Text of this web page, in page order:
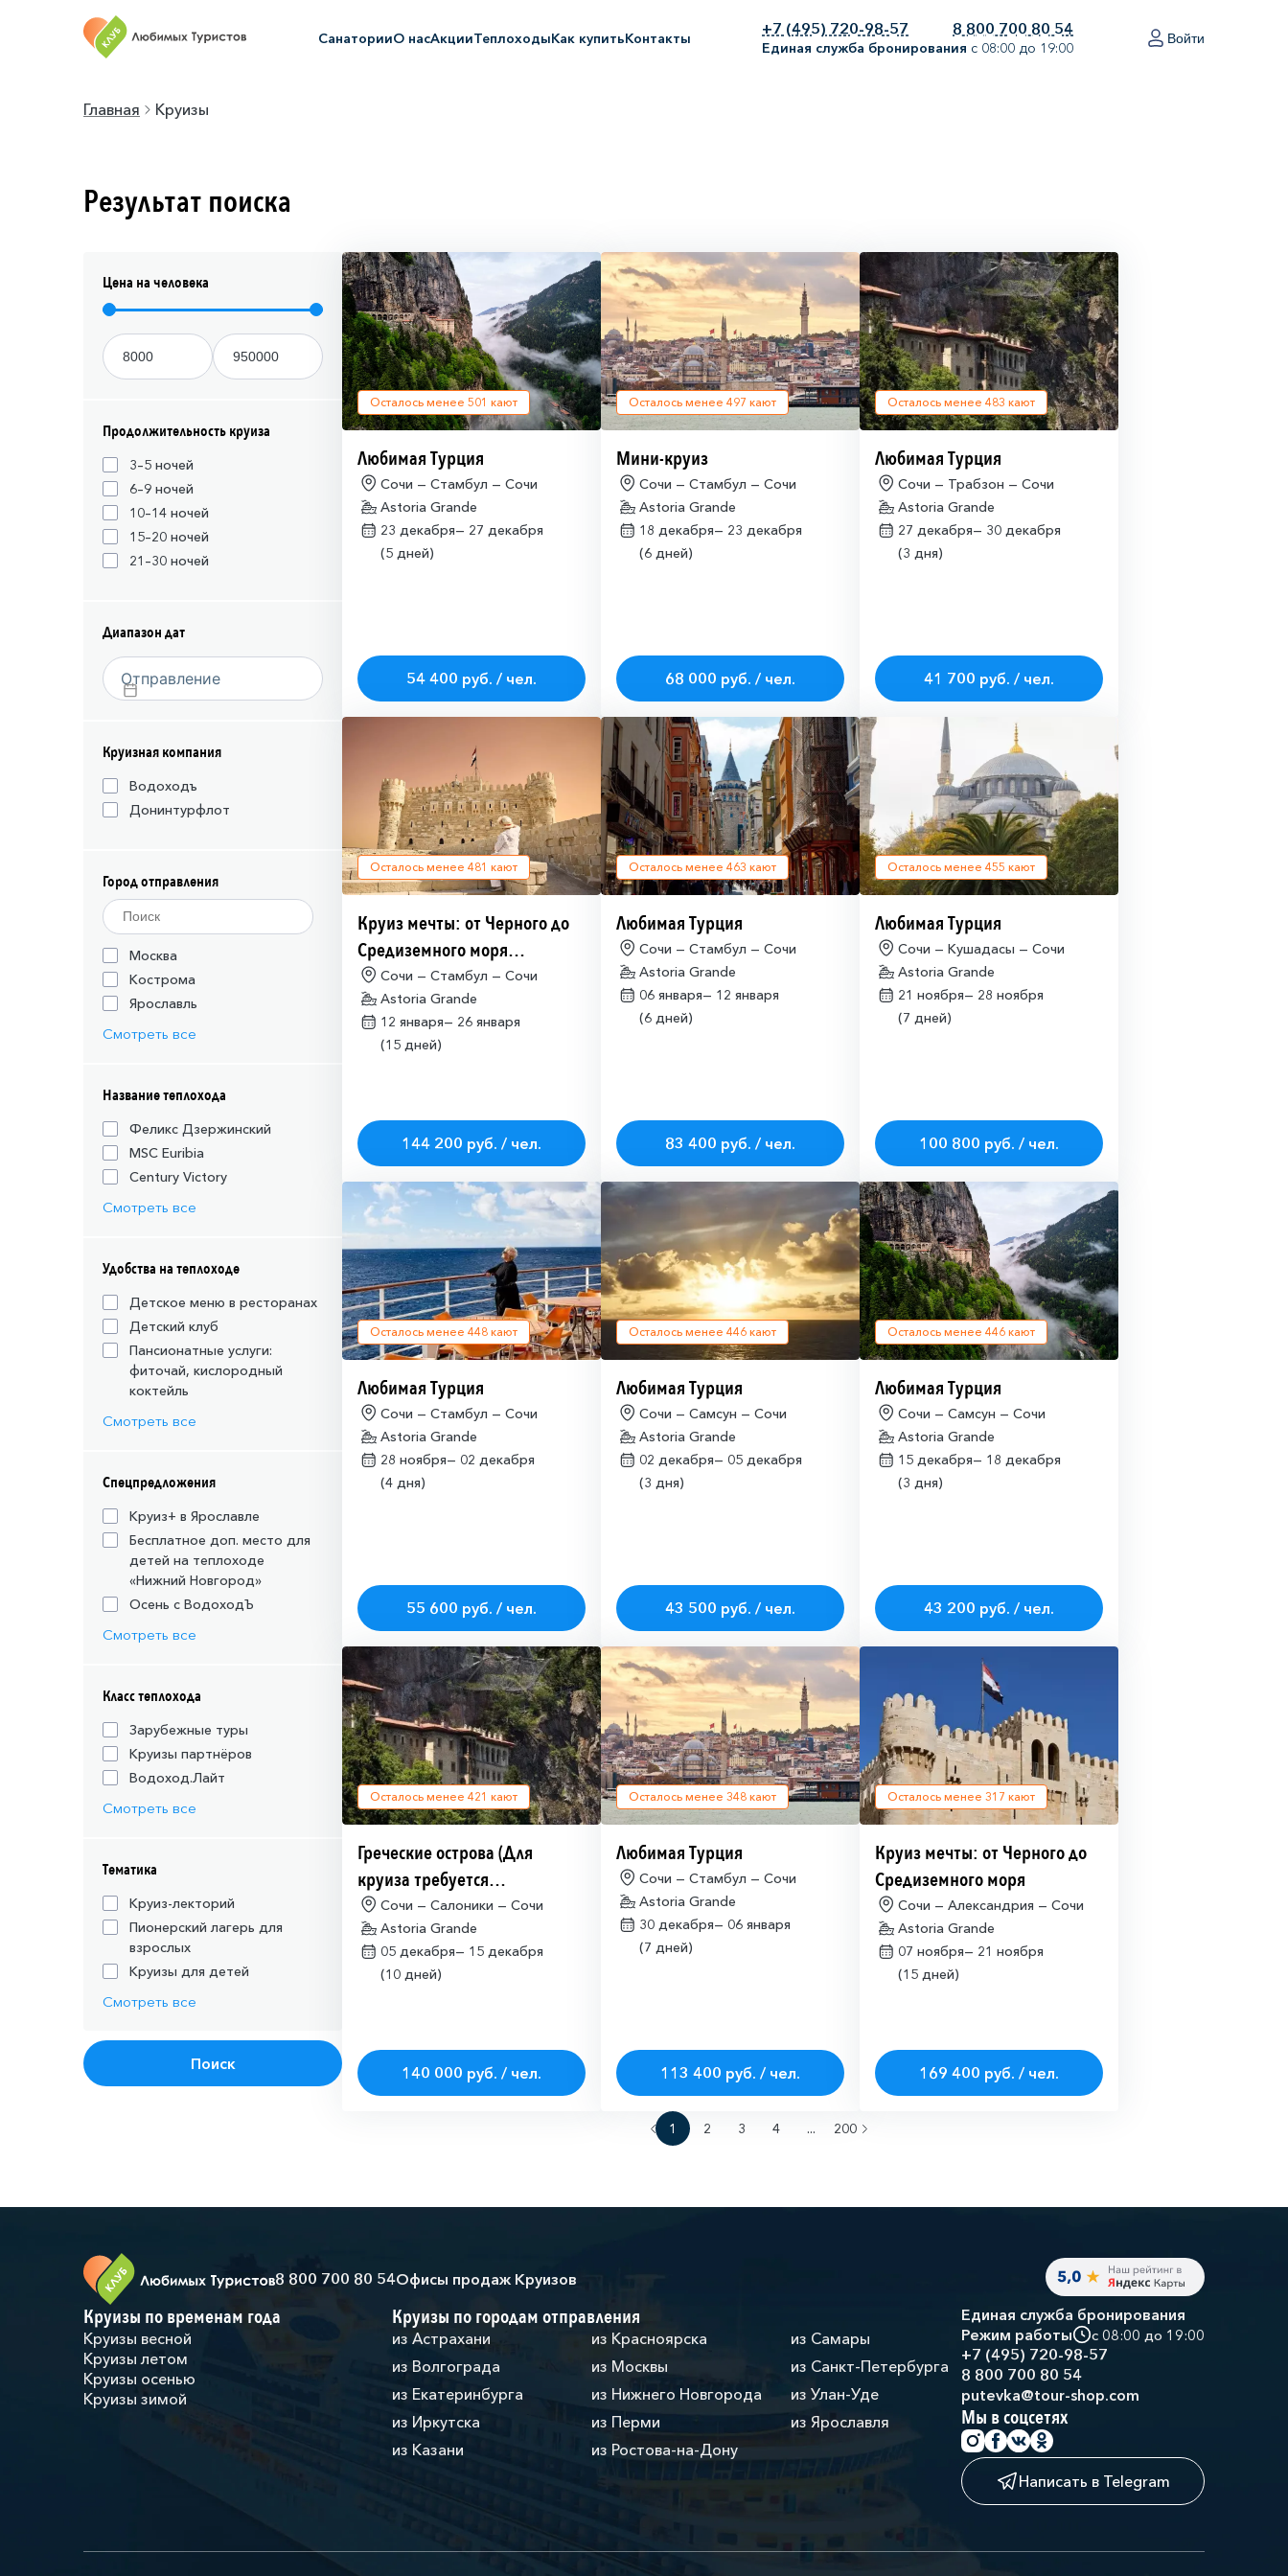
СанаторииО насАкцииТеплоходыКак купитьКонтакты
+7 (495) 720-98-57 8 800 700 80 54
Единая служба бронирования с 08:00 до 19:00
Войти
Главная Круизы
Результат поиска
Цена на человека
Продолжительность круиза
3–5 ночей
6–9 ночей
10–14 ночей
15–20 ночей
21–30 ночей
Диапазон дат
Круизная компания
Водоходъ
Донинтурфлот
Город отправления
Москва
Кострома
Ярославль
Смотреть все
Название теплохода
Феликс Дзержинский
MSC Euribia
Century Victory
Смотреть все
Удобства на теплоходе
Детское меню в ресторанах
Детский клуб
Пансионатные услуги:
фиточай, кислородный
коктейль
Смотреть все
Спецпредложения
Круиз+ в Ярославле
Бесплатное доп. место для
детей на теплоходе
«Нижний Новгород»
Осень с ВодоходЪ
Смотреть все
Класс теплохода
Зарубежные туры
Круизы партнёров
Водоход.Лайт
Смотреть все
Тематика
Круиз-лекторий
Пионерский лагерь для
взрослых
Круизы для детей
Смотреть все
Поиск
Осталось менее 501 кают
Любимая Турция
Сочи — Стамбул — Сочи
Astoria Grande
23 декабря— 27 декабря
(5 дней)
54 400 руб. / чел.
Осталось менее 497 кают
Мини-круиз
Сочи — Стамбул — Сочи
Astoria Grande
18 декабря— 23 декабря
(6 дней)
68 000 руб. / чел.
Осталось менее 483 кают
Любимая Турция
Сочи — Трабзон — Сочи
Astoria Grande
27 декабря— 30 декабря
(3 дня)
41 700 руб. / чел.
Осталось менее 481 кают
Круиз мечты: от Черного до
Средиземного моря
(необходимо оформлять
разрешение на посещение
Израиля (ETA-IL)
Сочи — Стамбул — Сочи
Astoria Grande
12 января— 26 января
(15 дней)
144 200 руб. / чел.
Осталось менее 463 кают
Любимая Турция
Сочи — Стамбул — Сочи
Astoria Grande
06 января— 12 января
(6 дней)
83 400 руб. / чел.
Осталось менее 455 кают
Любимая Турция
Сочи — Кушадасы — Сочи
Astoria Grande
21 ноября— 28 ноября
(7 дней)
100 800 руб. / чел.
Осталось менее 448 кают
Любимая Турция
Сочи — Стамбул — Сочи
Astoria Grande
28 ноября— 02 декабря
(4 дня)
55 600 руб. / чел.
Осталось менее 446 кают
Любимая Турция
Сочи — Самсун — Сочи
Astoria Grande
02 декабря— 05 декабря
(3 дня)
43 500 руб. / чел.
Осталось менее 446 кают
Любимая Турция
Сочи — Самсун — Сочи
Astoria Grande
15 декабря— 18 декабря
(3 дня)
43 200 руб. / чел.
Осталось менее 421 кают
Греческие острова (Для
круиза требуется
действующая многократная
шенгенская виза)
Сочи — Салоники — Сочи
Astoria Grande
05 декабря— 15 декабря
(10 дней)
140 000 руб. / чел.
Осталось менее 348 кают
Любимая Турция
Сочи — Стамбул — Сочи
Astoria Grande
30 декабря— 06 января
(7 дней)
113 400 руб. / чел.
Осталось менее 317 кают
Круиз мечты: от Черного до
Средиземного моря
Сочи — Александрия — Сочи
Astoria Grande
07 ноября— 21 ноября
(15 дней)
169 400 руб. / чел.
1 2 3 4 ... 200
8 800 700 80 54Офисы продаж Круизов
Круизы по временам года
Круизы весной
Круизы летом
Круизы осенью
Круизы зимой
Круизы по городам отправления
из Астрахани
из Волгограда
из Екатеринбурга
из Иркутска
из Казани
из Красноярска
из Москвы
из Нижнего Новгорода
из Перми
из Ростова-на-Дону
из Самары
из Санкт-Петербурга
из Улан-Уде
из Ярославля
Единая служба бронирования
Режим работы
с 08:00 до 19:00
+7 (495) 720-98-57
8 800 700 80 54
putevka@tour-shop.com
Мы в соцсетях
Написать в Telegram